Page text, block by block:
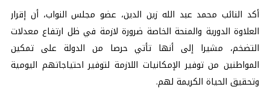
أكد النائب محمد عبد الله زين الدين، عضو مجلس النواب، أن إقرار
العلاوة الدورية والمنحة الخاصة ضرورة لازمة في ظل ارتفاع معدلات
التضخم، مشيرا إلى أنها تأتي حرصا من الدولة على تمكين
المواطنين من توفير الإمكانيات اللازمة لتوفير احتياجاتهم اليومية
وتحقيق الحياة الكريمة لهم.